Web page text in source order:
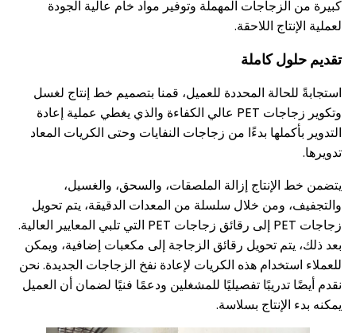
المهملة وتوفير مواد خام عالية الجودة
اللاحقة.
كاملة
المحددة للعميل، قمنا بتصميم خط إنتاج لغسل
وتكوير زجاجات PET عالي الكفاءة والذي يغطي عملية إعادة
بدءًا من زجاجات النفايات وحتى الكريات المعاد
إزالة الملصقات، والسحق، والغسيل،
ومن خلال سلسلة من المعدات الدقيقة، يتم تحويل
زجاجات PET إلى رقائق زجاجات PET التي تلبي المعايير العالية.
تحويل رقائق الزجاجة إلى مكعبات إضافية، ويمكن
هذه الكريات لإعادة نفخ الزجاجات الجديدة. نحن
تفصيليًا للمشغلين ودعمًا فنيًا لضمان أن العميل
بسلاسة.